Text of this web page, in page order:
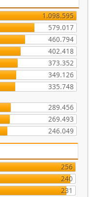
1.098.595
579.017
460.794
402.418
373.352
349.126
335.748
289.456
269.493
246.049
256
240
231